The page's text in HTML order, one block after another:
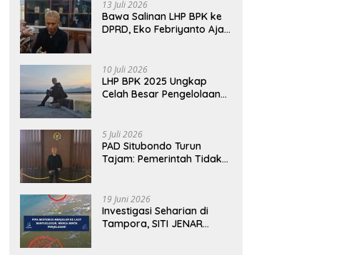
13 Juli 2026
Bawa Salinan LHP BPK ke
DPRD, Eko Febriyanto Ajak
Harus Berbasis Fakta
10 Juli 2026
LHP BPK 2025 Ungkap
Celah Besar Pengelolaan
5 Juli 2026
PAD Situbondo Turun
Tajam: Pemerintah Tidak
Menunjukkan
Akuntabilitas.
19 Juni 2026
Investigasi Seharian di
Tampora, SITI JENAR